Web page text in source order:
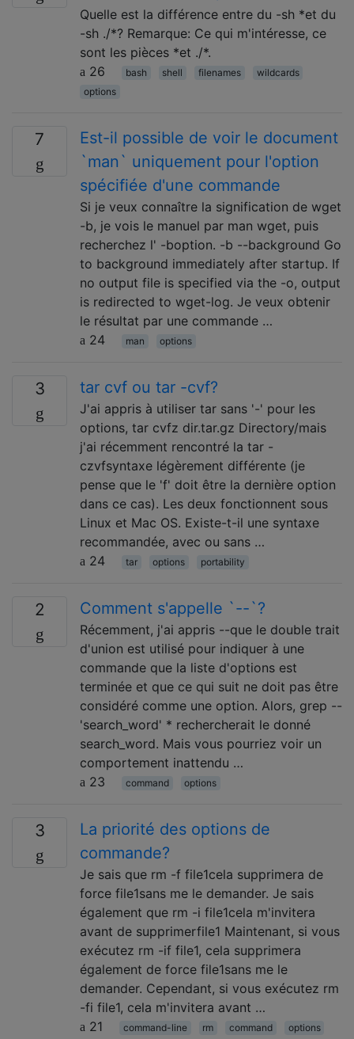
Quelle est la différence entre du -sh *et du
-sh ./*? Remarque: Ce qui m'intéresse, ce
sont les pièces *et ./*.
26
bash shell filenames
wildcards
options
7
Est-il possible de voir le document
`man` uniquement pour l'option
spécifiée d'une commande
Si je veux connaître la signification de wget
-b, je vois le manuel par man wget, puis
recherchez l' -boption. -b --background Go
to background immediately after startup. If
no output file is specified via the -o, output
is redirected to wget-log. Je veux obtenir
le résultat par une commande …
24
man options
3 tar cvf ou tar -cvf?
J'ai appris à utiliser tar sans '-' pour les
options, tar cvfz dir.tar.gz Directory/mais
j'ai récemment rencontré la tar -
czvfsyntaxe légèrement différente (je
pense que le 'f' doit être la dernière option
dans ce cas). Les deux fonctionnent sous
Linux et Mac OS. Existe-t-il une syntaxe
recommandée, avec ou sans …
24
tar options portability
2 Comment s'appelle `--`?
Récemment, j'ai appris --que le double trait
d'union est utilisé pour indiquer à une
commande que la liste d'options est
terminée et que ce qui suit ne doit pas être
considéré comme une option. Alors, grep --
'search_word' * rechercherait le donné
search_word. Mais vous pourriez voir un
comportement inattendu …
23
command options
3
La priorité des options de
commande?
Je sais que rm -f file1cela supprimera de
force file1sans me le demander. Je sais
également que rm -i file1cela m'invitera
avant de supprimerfile1 Maintenant, si vous
exécutez rm -if file1, cela supprimera
également de force file1sans me le
demander. Cependant, si vous exécutez rm
-fi file1, cela m'invitera avant …
21
command-line rm command options